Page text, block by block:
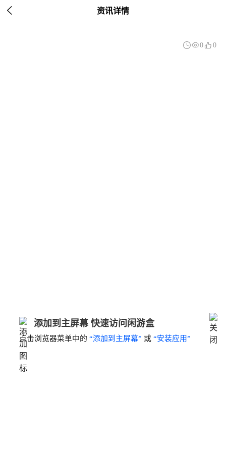
 资讯详情
0  0
添加到主屏幕 快速访问闲游盒
点击浏览器菜单中的“添加到主屏幕” 或“安装应用”